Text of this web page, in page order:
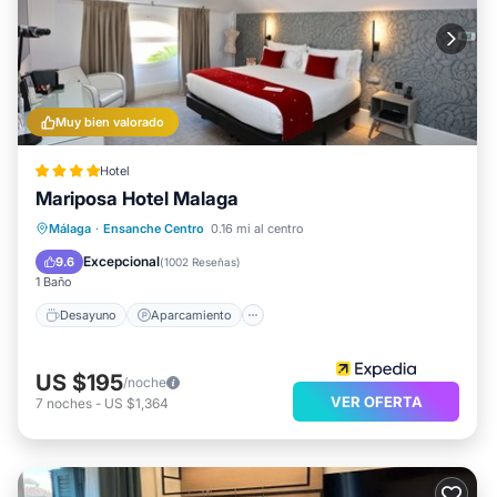
Muy bien valorado
Hotel
Mariposa Hotel Malaga
Málaga · Ensanche Centro 0.16 mi al centro
9.6 Excepcional(1002 Reseñas)
1 Baño
Desayuno Aparcamiento
Desayuno
Aparcamiento
Balcón/Terraza
US $195/noche
7 noches - US $1,364 VER OFERTA